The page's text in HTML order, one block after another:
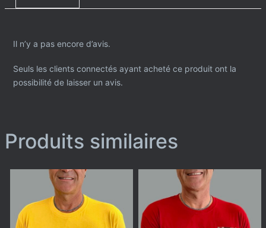
Il n’y a pas encore d’avis.
Seuls les clients connectés ayant acheté ce produit ont la
possibilité de laisser un avis.
Produits similaires